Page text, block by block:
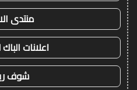
منتدى
اعلانات الباك
شوف